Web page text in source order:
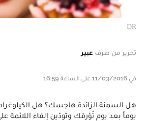
DR
تحرير من طرف عبير
في 11/03/2016 على الساعة 16:59
هل السمنة الزائدة هاجسك؟ هل
يوماً بعد يوم تُؤرقك وتودّين إلقاء اللائمة